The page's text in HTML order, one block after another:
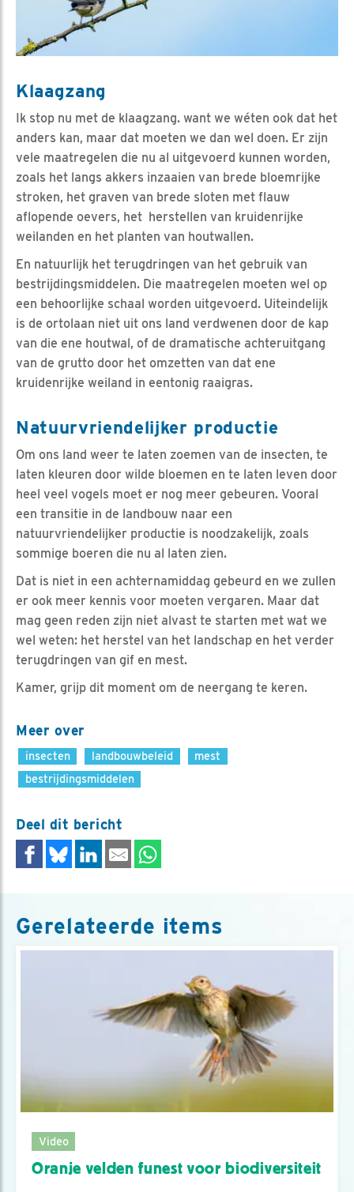
Klaagzang
Ik stop nu met de klaagzang. want we wéten ook dat het
anders kan, maar dat moeten we dan wel doen. Er zijn
vele maatregelen die nu al uitgevoerd kunnen worden,
zoals het langs akkers inzaaien van brede bloemrijke
stroken, het graven van brede sloten met flauw
aflopende oevers, het herstellen van kruidenrijke
weilanden en het planten van houtwallen.
En natuurlijk het terugdringen van het gebruik van
bestrijdingsmiddelen. Die maatregelen moeten wel op
een behoorlijke schaal worden uitgevoerd. Uiteindelijk
is de ortolaan niet uit ons land verdwenen door de kap
van die ene houtwal, of de dramatische achteruitgang
van de grutto door het omzetten van dat ene
kruidenrijke weiland in eentonig raaigras.
Natuurvriendelijker productie
Om ons land weer te laten zoemen van de insecten, te
laten kleuren door wilde bloemen en te laten leven door
heel veel vogels moet er nog meer gebeuren. Vooral
een transitie in de landbouw naar een
natuurvriendelijker productie is noodzakelijk, zoals
sommige boeren die nu al laten zien.
Dat is niet in een achternamiddag gebeurd en we zullen
er ook meer kennis voor moeten vergaren. Maar dat
mag geen reden zijn niet alvast te starten met wat we
wel weten: het herstel van het landschap en het verder
terugdringen van gif en mest.
Kamer, grijp dit moment om de neergang te keren.
Meer over
insecten landbouwbeleid
mest
bestrijdingsmiddelen
Deel dit bericht
Gerelateerde items
Video
Oranje velden funest voor biodiversiteit